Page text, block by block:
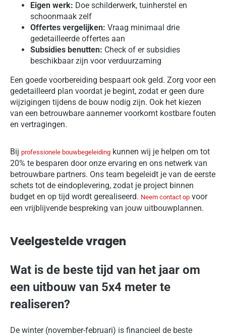
Eigen werk: Doe schilderwerk, tuinherstel en
schoonmaak zelf
Offertes vergelijken: Vraag minimaal drie
gedetailleerde offertes aan
Subsidies benutten: Check of er subsidies
beschikbaar zijn voor verduurzaming
Een goede voorbereiding bespaart ook geld. Zorg voor een
gedetailleerd plan voordat je begint, zodat er geen dure
wijzigingen tijdens de bouw nodig zijn. Ook het kiezen
van een betrouwbare aannemer voorkomt kostbare fouten
en vertragingen.
Bij professionele bouwbegeleiding kunnen wij je helpen om tot
20% te besparen door onze ervaring en ons netwerk van
betrouwbare partners. Ons team begeleidt je van de eerste
schets tot de eindoplevering, zodat je project binnen
budget en op tijd wordt gerealiseerd. Neem contact op voor
een vrijblijvende bespreking van jouw uitbouwplannen.
Veelgestelde vragen
Wat is de beste tijd van het jaar om
een uitbouw van 5x4 meter te
realiseren?
De winter (november-februari) is financieel de beste